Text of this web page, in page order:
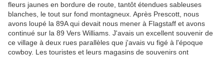
fleurs jaunes en bordure de route, tantôt étendues sableuses
blanches, le tout sur fond montagneux. Après Prescott, nous
avons loupé la 89A qui devait nous mener à Flagstaff et avons
continué sur la 89 Vers Williams. J'avais un excellent souvenir de
ce village à deux rues parallèles que j'avais vu figé à l'époque
cowboy. Les touristes et leurs magasins de souvenirs ont